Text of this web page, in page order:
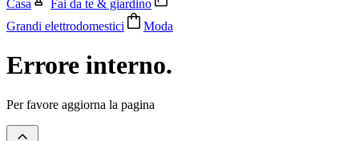
Casa
Fai da te & giardino
Grandi elettrodomestici
Moda
Errore interno.
Per favore aggiorna la pagina